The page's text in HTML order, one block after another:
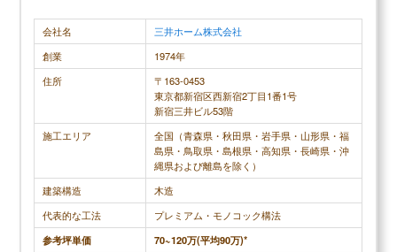
アイ工務店で建てたことは満足しています。 まずは
担当営業の方が、役職者だったので何事も決めるの
が早かったです。建てたい家のイメージがあったの
ですが このイメージが良いと伝えると、前もっては
っきりと それでは予算で建たないと教えて頂きまし
た。 現実もしっかり突きつけられましたが 後から
予算オーバーするよりも私は良かったです。 色々サ
ービスも頂けました。 ただネットに書いている坪単
価よりは 少し高くてびっくりしました。 断熱性は
かなり満足しています。耐震設備もそれなりに整っ
ていますので、大きな地震が来ても大丈夫だろうと
おおむね満
心して住む
会社名
三井ホーム株式会社
創業
1974年
住所
〒163-0453
東京都新宿区西新宿2丁目1番1号
新宿三井ビル53階
施工エリア
全国（青森県・秋田県・岩手県・山形県・福
島県・鳥取県・島根県・高知県・長崎県・沖
縄県および離島を除く）
建築構造
木造
代表的な工法
プレミアム・モノコック構法
参考坪単価
70~120万(平均90万)*